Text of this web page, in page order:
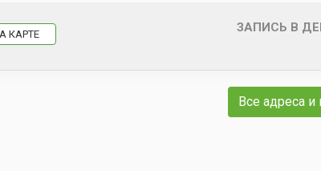
КАРТЕ
ЗАПИСЬ В
Все адреса